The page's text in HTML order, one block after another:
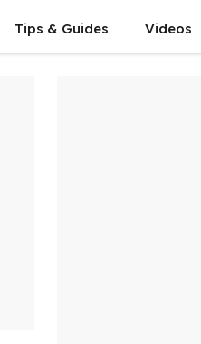
Tips & Guides Videos